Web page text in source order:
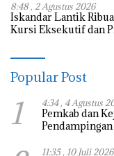
8:48 , 2 Agustus 2026
Iskandar Lantik
Kursi Eksekutif dan
Popular Post
1 4:34 , 4 Agustus
Pemkab dan
11:35 , 10 Juli 2026